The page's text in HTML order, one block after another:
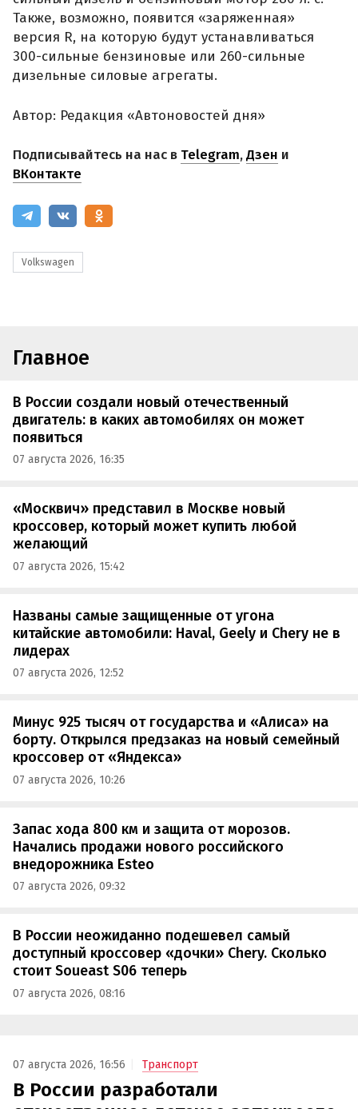
Также, возможно, появится «заряженная»
версия R, на которую будут устанавливаться
300-сильные бензиновые или 260-сильные
дизельные силовые агрегаты.
Автор: Редакция «Автоновостей дня»
Подписывайтесь на нас в Telegram,Дзен и
ВКонтакте
Volkswagen
Главное
В России создали новый отечественный
двигатель: в каких автомобилях он может
появиться
07 августа 2026, 16:35
«Москвич» представил в Москве новый
кроссовер, который может купить любой
желающий
07 августа 2026, 15:42
Названы самые защищенные от угона
китайские автомобили: Haval, Geely и Chery не в
лидерах
07 августа 2026, 12:52
Минус 925 тысяч от государства и «Алиса» на
борту. Открылся предзаказ на новый семейный
кроссовер от «Яндекса»
07 августа 2026, 10:26
Запас хода 800 км и защита от морозов.
Начались продажи нового российского
внедорожника Esteo
07 августа 2026, 09:32
В России неожиданно подешевел самый
доступный кроссовер «дочки» Chery. Сколько
стоит Soueast S06 теперь
07 августа 2026, 08:16
07 августа 2026, 16:56 Транспорт
В России разработали